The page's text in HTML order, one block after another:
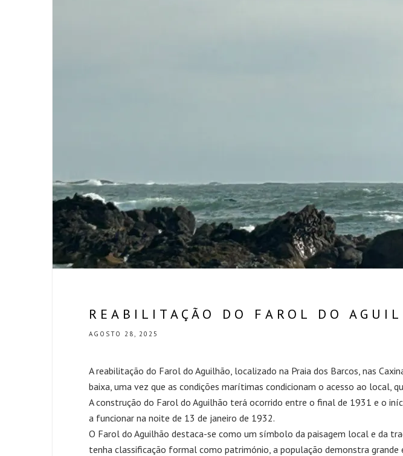
REABILITAÇÃO DO FAROL DO
AGOSTO 28, 2025
A reabilitação do Farol do Aguilhão, localizado na Praia dos Barcos, nas
baixa, uma vez que as condições marítimas condicionam o acesso ao local,
A construção do Farol do Aguilhão terá ocorrido entre o final de 1931 e o
a funcionar na noite de 13 de janeiro de 1932.
O Farol do Aguilhão destaca-se como um símbolo da paisagem local e da
tenha classificação formal como património, a população demonstra